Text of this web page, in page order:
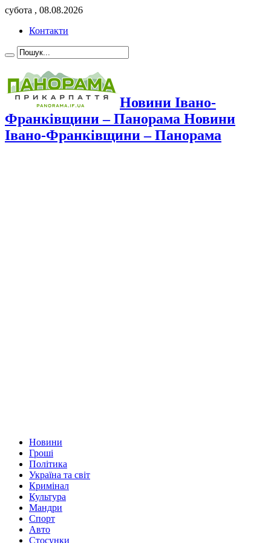
субота , 08.08.2026
Контакти
Новини Івано-
Франківщини – Панорама Новини
Івано-Франківщини – Панорама
Новини
Гроші
Політика
Україна та світ
Кримінал
Культура
Мандри
Спорт
Авто
Стосунки